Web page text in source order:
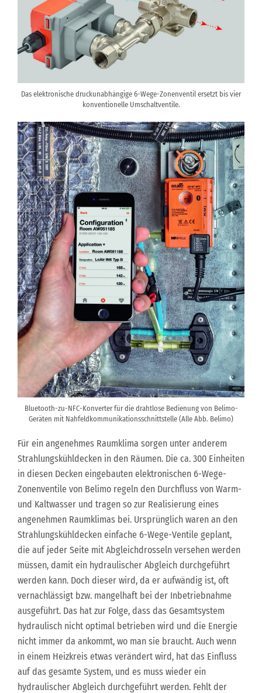
Das elektronische druckunabhängige 6-Wege-Zonenventil ersetzt bis vier
konventionelle Umschaltventile.
Bluetooth-zu-NFC-Konverter für die drahtlose Bedienung von Belimo-
Geräten mit Nahfeldkommunikationsschnittstelle (Alle Abb. Belimo)
Für ein angenehmes Raumklima sorgen unter anderem
Strahlungskühldecken in den Räumen. Die ca. 300 Einheiten
in diesen Decken eingebauten elektronischen 6-Wege-
Zonenventile von Belimo regeln den Durchfluss von Warm-
und Kaltwasser und tragen so zur Realisierung eines
angenehmen Raumklimas bei. Ursprünglich waren an den
Strahlungskühldecken einfache 6-Wege-Ventile geplant,
die auf jeder Seite mit Abgleichdrosseln versehen werden
müssen, damit ein hydraulischer Abgleich durchgeführt
werden kann. Doch dieser wird, da er aufwändig ist, oft
vernachlässigt bzw. mangelhaft bei der Inbetriebnahme
ausgeführt. Das hat zur Folge, dass das Gesamtsystem
hydraulisch nicht optimal betrieben wird und die Energie
nicht immer da ankommt, wo man sie braucht. Auch wenn
in einem Heizkreis etwas verändert wird, hat das Einfluss
auf das gesamte System, und es muss wieder ein
hydraulischer Abgleich durchgeführt werden. Fehlt der